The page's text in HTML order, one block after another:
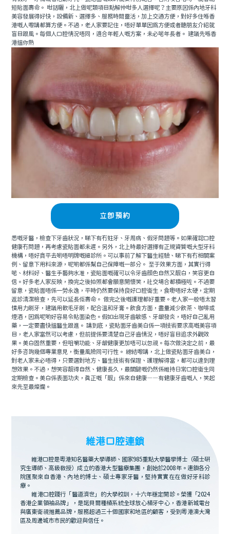
短貼面壽命。 咁話曬，北上做呢類項目點解仲咁多人選擇呢？主要原因係內地牙科
美容發展得好快，設備新、選擇多、服務時間靈活，加上交通方便，對好多住喺香
港嘅人嚟講都算方便。不過，老人家要記住，唔好單單因爲方便或者聽朋友介紹就
盲目跟風。每個人口腔情況唔同，適合年輕人嘅方案，未必啱年長者。 建議先喺香
港搵你熟
立即預約
悉嘅牙醫，檢查下牙齒狀況，睇下有冇蛀牙、牙周病、假牙問題等。如果確認口腔
健康冇問題，再考慮瓷貼面都未遲。另外，北上時最好選擇有正規資質嘅大型牙科
機構，唔好貪平去啲唔明牌嘅細診所。可以事前了解下醫生經驗、睇下有冇相關案
例、留意下用料來源，呢啲都係幫自己保障嘅一部分。 至于效果方面，其實行得
啱、材料好、醫生手藝夠水准，瓷貼面嘅確可以令牙齒顔色自然又靓白，笑容更自
信。好多老人家反映，換完之後拍照都會願意開懷笑，社交場合都積極咗。不過要
留意，瓷貼面唔係一勞永逸，平時仍然要保持良好口腔衛生，食嘢唔好太硬，定期
返診清潔檢查，先可以延長佢壽命。 做完之後嘅護理都好重要。老人家一般唔太習
慣用力刷牙，建議用軟毛牙刷，配合溫和牙膏。飲食方面，盡量減少飲茶、咖啡或
煙酒，因爲呢啲好容易令貼面染色。假如出現牙齒敏感、牙龈發炎，唔好自己亂用
藥，一定要盡快搵醫生跟進。 講到底，瓷貼面牙齒美白係一項技術要求高嘅美容項
目，老人家當然可以考慮，但前提係要清楚自己牙齒情況，唔好盲目追求外觀效
果。美白固然重要，但咀嚼功能、牙龈健康更加唔可以忽視。每次做決定之前，最
好多咨詢幾個專業意見，衡量風險同可行性。 總結嚟講，北上做瓷貼面牙齒美白，
對老人家未必唔得，只要選對地方、醫生技術有保證、護理解得當，都可以達到理
想效果。不過，想笑容靓得自然、健康長久，最關鍵嘅仍然係維持日常口腔衛生同
定期檢查。美白係表面功夫，真正嘅「靓」係來自健康——有健康牙齒嘅人，笑起
來先至最燦爛。
維港口腔連鎖
維港口腔是粵港知名醫藥大學導師、國家985重點大學醫學博士（碩士研
究生導師、高級教授）成立的香港大型醫療集團，創始於2008年。連鎖各分
院匯聚來自香港、內地的博士、碩士專家牙醫，堅持實實在在做好牙科診
療。
維港口腔踐行「醫道濟世」的大學校訓，十六年穩定開診。榮獲「2024
香港企業領袖品牌」，是諾貝爾種植系統全球放心植牙中心，香港新城電台
與廣東衛視推薦品牌，服務超過三十個國家和地區的顧客，受到粵港澳大灣
區及周邊城市市民的歡迎與信任。